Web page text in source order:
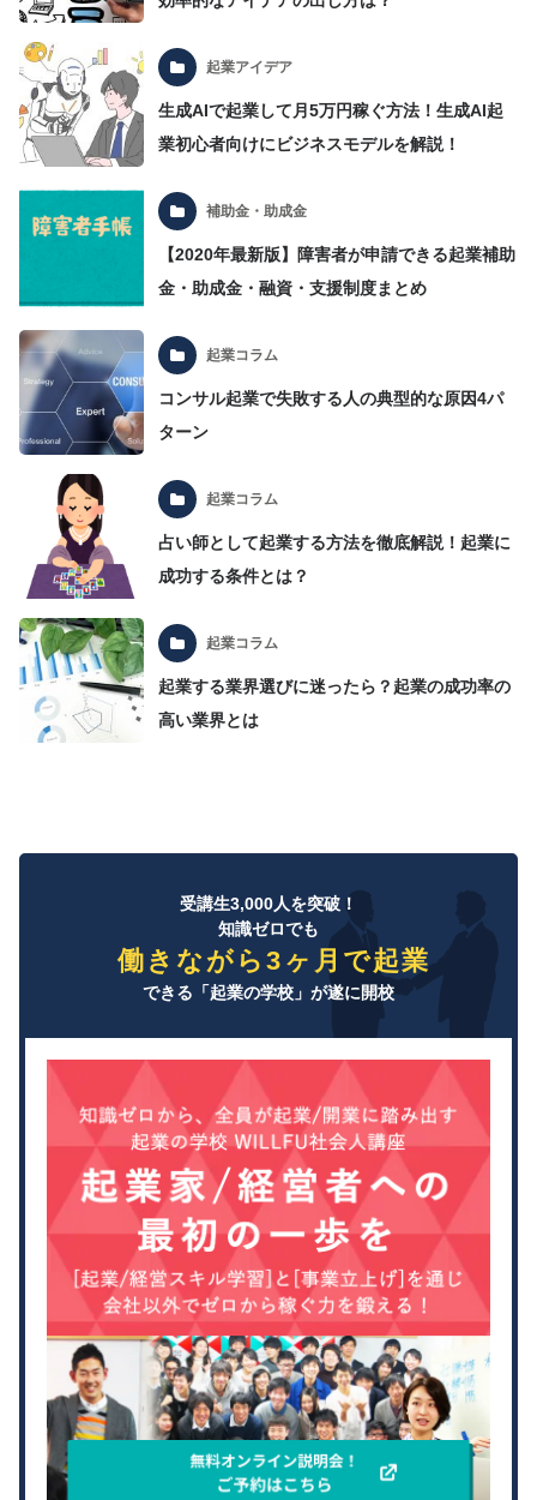
起業アイデア
生成AIで起業して月5万円稼ぐ方法！生成AI起
業初心者向けにビジネスモデルを解説！
補助金・助成金
【2020年最新版】障害者が申請できる起業補助
金・助成金・融資・支援制度まとめ
起業コラム
コンサル起業で失敗する人の典型的な原因4パ
ターン
起業コラム
占い師として起業する方法を徹底解説！起業に
成功する条件とは？
起業コラム
起業する業界選びに迷ったら？起業の成功率の
高い業界とは
受講生3,000人を突破！
知識ゼロでも
働きながら3ヶ月で起業
できる「起業の学校」が遂に開校